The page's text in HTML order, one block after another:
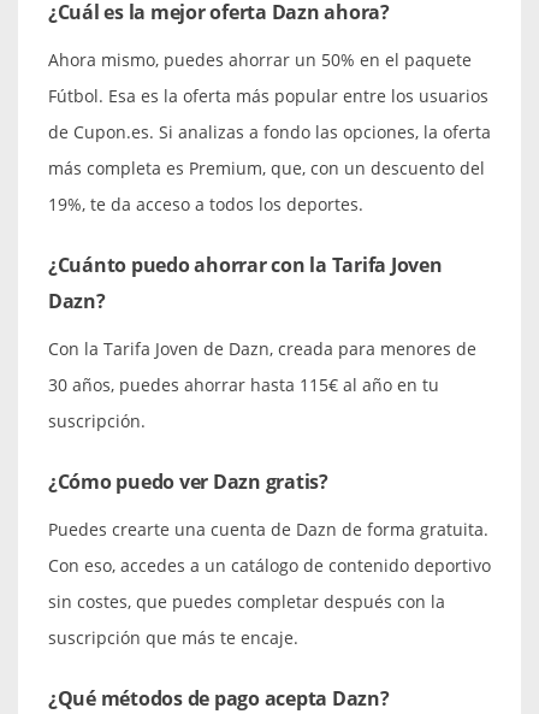
¿Cuál es la mejor oferta Dazn ahora?
Ahora mismo, puedes ahorrar un 50% en el paquete
Fútbol. Esa es la oferta más popular entre los usuarios
de Cupon.es. Si analizas a fondo las opciones, la oferta
más completa es Premium, que, con un descuento del
19%, te da acceso a todos los deportes.
¿Cuánto puedo ahorrar con la Tarifa Joven
Dazn?
Con la Tarifa Joven de Dazn, creada para menores de
30 años, puedes ahorrar hasta 115€ al año en tu
suscripción.
¿Cómo puedo ver Dazn gratis?
Puedes crearte una cuenta de Dazn de forma gratuita.
Con eso, accedes a un catálogo de contenido deportivo
sin costes, que puedes completar después con la
suscripción que más te encaje.
¿Qué métodos de pago acepta Dazn?